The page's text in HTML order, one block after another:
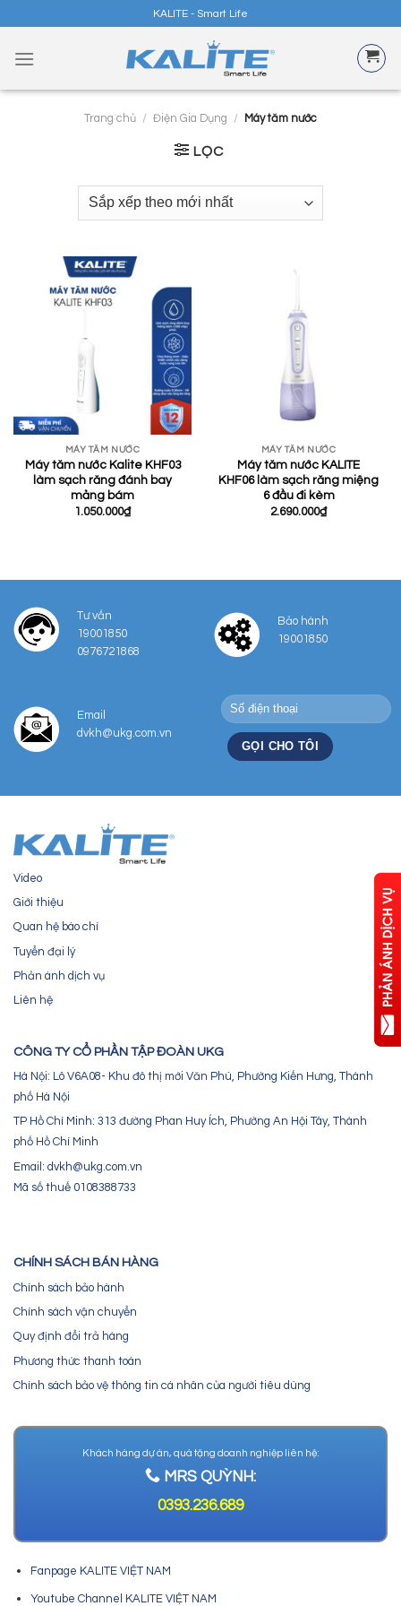
content
KALITE - Smart Life
Trang chủ / Điện Gia Dụng / Máy tăm nước
LỌC
MÁY TĂM NƯỚC
Máy tăm nước Kalite KHF03
làm sạch răng đánh bay
mảng bám
1.050.000₫
MÁY TĂM NƯỚC
Máy tăm nước KALITE
KHF06 làm sạch răng miệng
6 đầu đi kèm
2.690.000₫
Tư vấn
19001850
0976721868
Bảo hành
19001850
Email
dvkh@ukg.com.vn
Video
Giới thiệu
Quan hệ báo chí
Tuyển đại lý
Phản ánh dịch vụ
Liên hệ
CÔNG TY CỔ PHẦN TẬP ĐOÀN UKG
Hà Nội: Lô V6A08- Khu đô thị mới Văn Phú, Phường Kiến Hưng, Thành
phố Hà Nội
TP Hồ Chí Minh: 313 đường Phan Huy Ích, Phường An Hội Tây, Thành
phố Hồ Chí Minh
Email: dvkh@ukg.com.vn
Mã số thuế 0108388733
CHÍNH SÁCH BÁN HÀNG
Chính sách bảo hành
Chính sách vận chuyển
Quy định đổi trả hàng
Phương thức thanh toán
Chính sách bảo vệ thông tin cá nhân của người tiêu dùng
Khách hàng dự án, quà tặng doanh nghiệp liên hệ:
MRS QUỲNH:
0393.236.689
Fanpage KALITE VIỆT NAM
Youtube Channel KALITE VIỆT NAM